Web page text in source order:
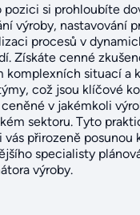
pozici si prohloubíte
výroby, nastavování
procesů v
Získáte cenné
komplexních situací a
což jsou klíčové
v jakémkoli
sektoru. Tyto
vás přirozeně posunou
specialisty
výroby.